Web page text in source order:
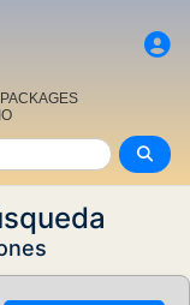
PACKAGES